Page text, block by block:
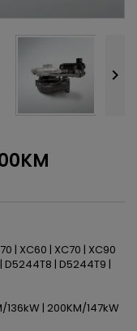

| XC60 | XC70 | XC90
D5244T8 | D5244T9 |
136kW | 200KM/147kW